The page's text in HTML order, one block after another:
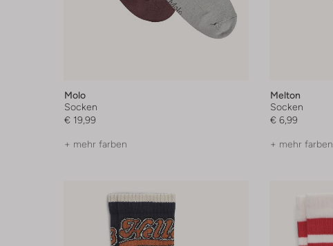
Molo
Socken
€ 19,99
+ mehr farben
Melton
Socken
€ 6,99
+ mehr farben